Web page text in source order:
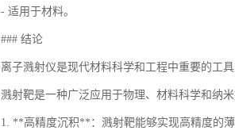
- 适用于材料。
### 结论
离子溅射仪是现代材料科学和工程中重要的工
溅射靶是一种广泛应用于物理、材料科学和纳
1. **高精度沉积**：溅射靶能够实现高精度的